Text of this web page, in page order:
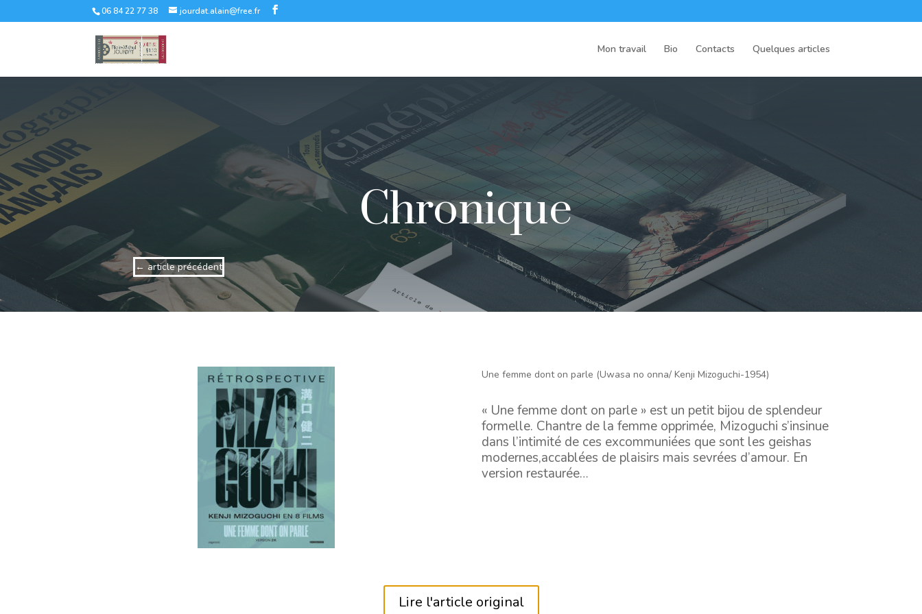
06 84 22 77 38 jourdat.alain@free.fr
Mon travail Bio Contacts Quelques articles
Chronique
← article précédent
Une femme dont on parle (Uwasa no onna/ Kenji Mizoguchi-1954)
« Une femme dont on parle » est un petit bijou de splendeur
formelle. Chantre de la femme opprimée, Mizoguchi s’insinue
dans l’intimité de ces excommuniées que sont les geishas
modernes,accablées de plaisirs mais sevrées d’amour. En
version restaurée…
Lire l'article original